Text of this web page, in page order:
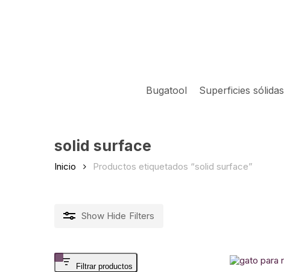
Bugatool Superficies sólidas
solid surface
Inicio Productos etiquetados “solid surface”
Show Hide Filters
Filtrar productos